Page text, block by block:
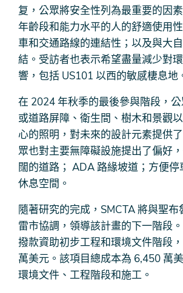
复，公眾將安全性列為最重要的因
年齡段和能力水平的人的舒適使用
車和交通路線的連結性；以及與大
結。受訪者也表示希望盡量減少對
響，包括 US101 以西的敏感棲息地
在 2024 年秋季的最後參與階段，
或道路屏障、衛生間、樹木和景觀
心的照明，對未來的設計元素提供
眾也對主要無障礙設施提出了偏好
闊的道路； ADA 路緣坡道；方便
休息空間。
隨著研究的完成，SMCTA 將與聖
雷市協調，領導該計畫的下一階段
撥款資助初步工程和環境文件階段
萬美元。該項目總成本為 6,450 萬
環境文件、工程階段和施工。